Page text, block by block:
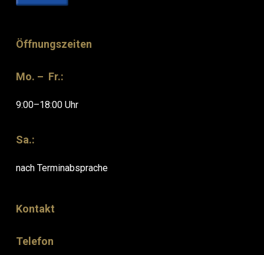
Öffnungszeiten
Mo. – Fr.:
9:00–18:00 Uhr
Sa.:
nach Terminabsprache
Kontakt
Telefon